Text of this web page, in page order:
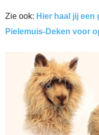
Zie ook: Hier haal jij
Pielemuis-Deken voor